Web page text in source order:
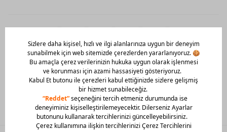
Mobil Uygulamamızı Hemen İndir!